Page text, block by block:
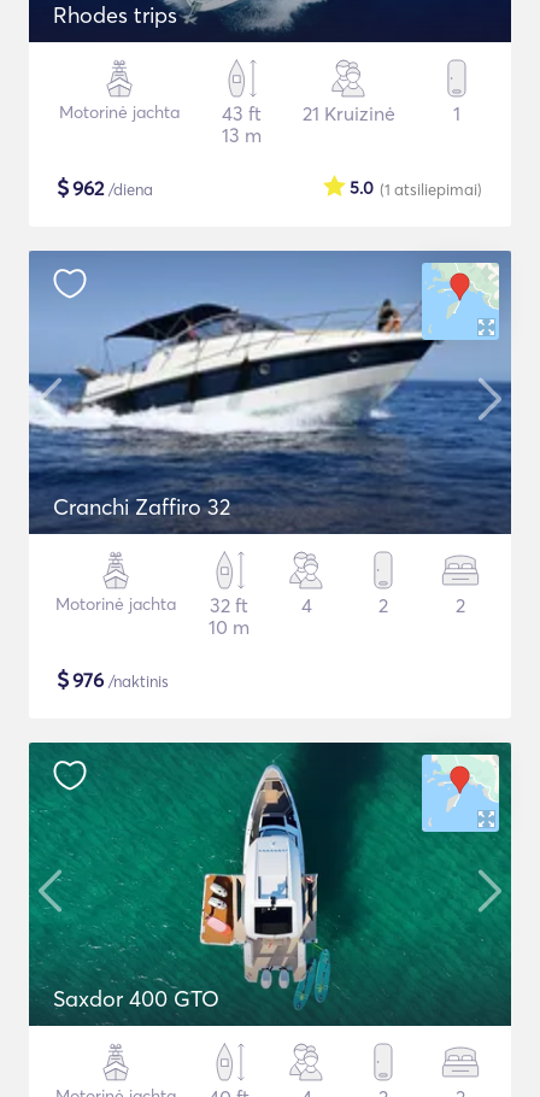
Rhodes trips
Motorinė jachta
43 ft
13 m
21 Kruizinė 1
$962/diena (1 atsiliepimai)
5.0
Cranchi Zaffiro 32
Motorinė jachta
32 ft
10 m
4 2 2
$976 /naktinis
Saxdor 400 GTO